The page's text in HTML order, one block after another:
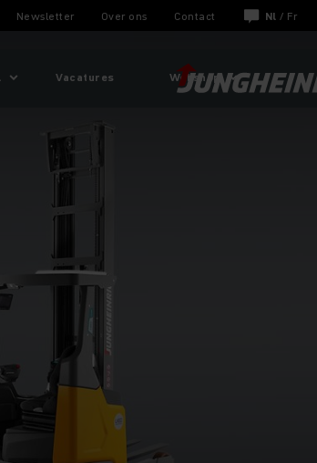
Newsletter Over ons Contact Nl / Fr
Vacatures Webshop